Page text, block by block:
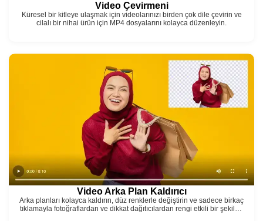
Video Çevirmeni
Küresel bir kitleye ulaşmak için videolarınızı birden çok dile çevirin ve
cilalı bir nihai ürün için MP4 dosyalarını kolayca düzenleyin.
Video Arka Plan Kaldırıcı
Arka planları kolayca kaldırın, düz renklerle değiştirin ve sadece birkaç
tıklamayla fotoğraflardan ve dikkat dağıtıcılardan rengi etkili bir şekilde